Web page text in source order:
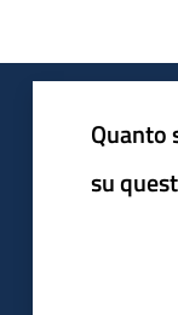
Quanto
su